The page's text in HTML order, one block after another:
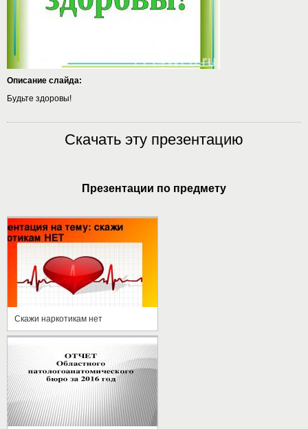
Описание слайда:
Будьте здоровы!
Скачать эту презентацию
Презентации по предмету
Скажи наркотикам нет